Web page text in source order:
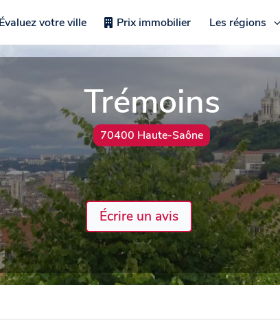
Évaluez votre ville Prix immobilier Les régions
Trémoins
70400 Haute-Saône
Écrire un avis